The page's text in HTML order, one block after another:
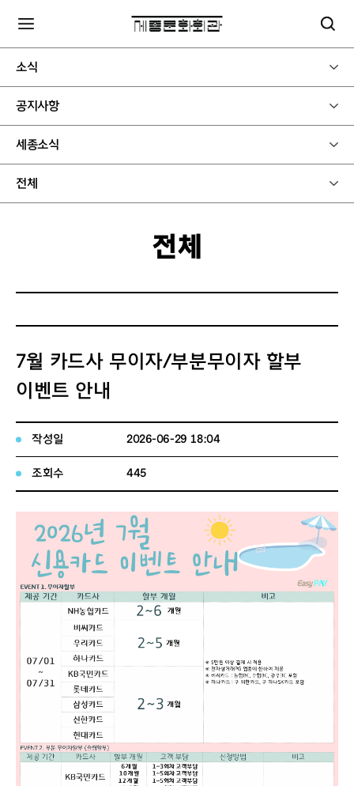
소식
공지사항
세종소식
전체
전체
7월 카드사 무이자/부분무이자 할부
이벤트 안내
작성일 2026-06-29 18:04
조회수 445